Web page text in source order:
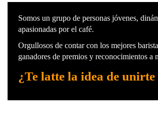
Somos un grupo de personas jóvenes,
apasionadas por el café.
Orgullosos de contar con los mejores
ganadores de premios y reconocimientos a
¿Te latte la idea de unirte